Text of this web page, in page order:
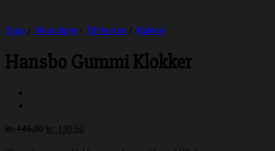
Shop / Rideudstyr / Til Hesten / Klokker
Hansbo Gummi Klokker
kr.145,00 Den
kr. 130,50